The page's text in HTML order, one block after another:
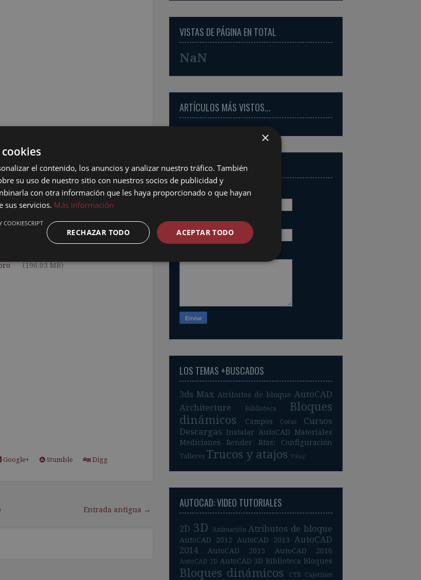
(196.03 MB)
Google+ Stumble Digg
Entrada antigua →
VISTAS DE PÁGINA EN TOTAL
NaN
ARTÍCULOS MÁS VISTOS...
FORMULARIO DE CONTACTO
Nombre
Correo electrónico*
LOS TEMAS +BUSCADOS
3ds Max Atributos de bloque AutoCAD
Architecture
Biblioteca
Bloques
dinámicos
Campos Cotas
Cursos
Descargas Instalar AutoCAD
Materiales
Mediciones
Render Rtas: Configuración
Talleres Trucos y atajos VRay
AUTOCAD: VIDEO TUTORIALES
2D 3D Animación Atributos de bloque
AutoCAD 2012 AutoCAD 2013
AutoCAD
2014
AutoCAD 2015 AutoCAD 2016
AutoCAD 2D AutoCAD 3D Biblioteca Bloques
Bloques dinámicos CTB Cajetines
×
el contenido, los anuncios y analizar nuestro tráfico. También
su uso de nuestro sitio con nuestros socios de publicidad y
con otra información que les haya proporcionado o que hayan
sus servicios. Más información
ACEPTAR TODO
RECHAZAR TODO
COOKIESCRIPT